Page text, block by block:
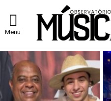
Menu
ÚLTIMAS
NOTÍCIAS